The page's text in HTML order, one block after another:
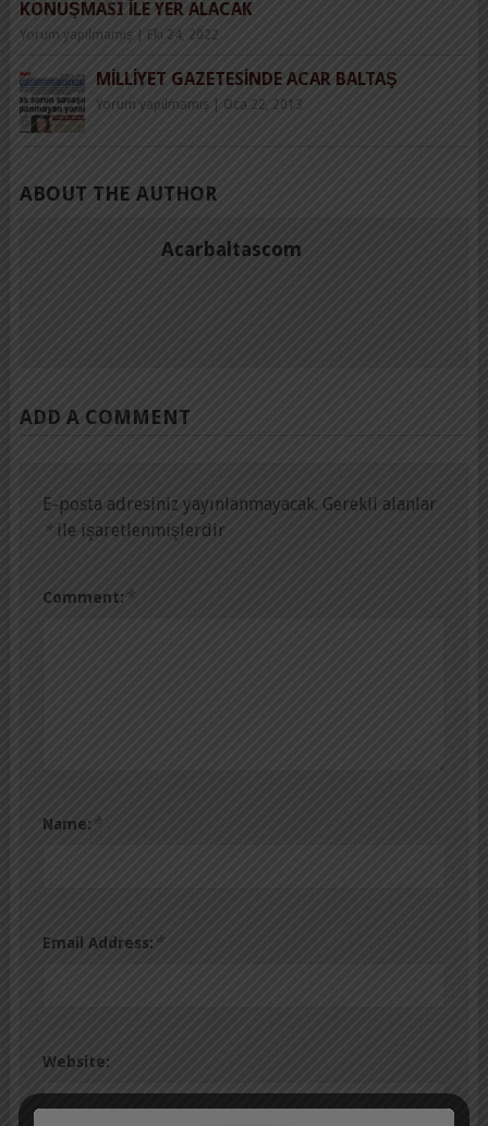
KONUŞMASI ILE YER ALACAK
Yorum yapılmamış Eki 24, 2022
MILLIYET GAZETESINDE ACAR BALTAŞ
Yorum yapılmamış Oca 22, 2013
ABOUT THE AUTHOR
Acarbaltascom
ADD A COMMENT
E-posta adresiniz yayınlanmayacak. Gerekli alanlar
* ile işaretlenmişlerdir
Comment: *
Name: *
Email Address: *
Website: